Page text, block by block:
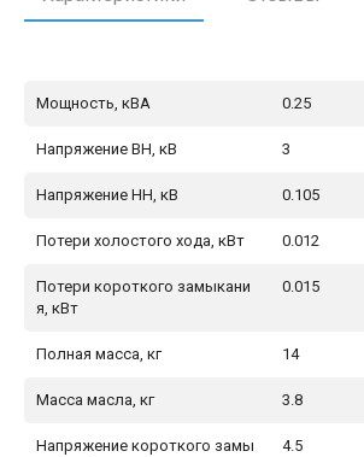
Мощность, кВА 0.25
Напряжение ВН, кВ 3
Напряжение НН, кВ 0.105
Потери холостого хода, кВт 0.012
Потери короткого замыкани
я, кВт
0.015
Полная масса, кг 14
Масса масла, кг 3.8
Напряжение короткого замы
4.5